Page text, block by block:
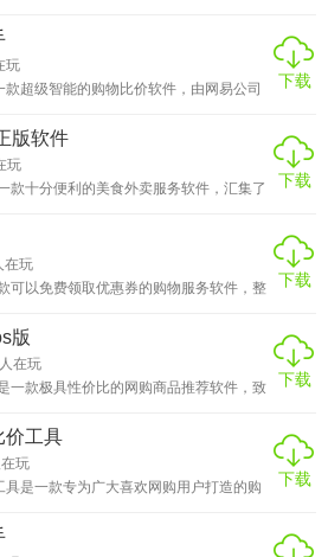
心得
见面，打破被动的社交方式;
、朋友的朋友、妈妈逼我来相亲···
。
入驻于此，广大用户们可以通过团购
的生活服务，让你享受更加丰富多
定不能错过这款app了，赶紧来下载
用这个软件跟随人才的脚步，探索整个
富的美食信息，各种超值折扣及各种优
用户们随时以超低价享受到美味佳肴，
紧来下载这款聚满意团购ios版软件体验
玩
超级智能的购物比价软件，由网易公司
购物平台的价格信息，自动对比其他优
格，并提供商品价格，帮助你轻松抄
到优质的商品，感兴趣的小伙伴赶紧来
助手体验吧。
下载
版软件
玩
款十分便利的美食外卖服务软件，汇集了
以在这里选择团购服务，在家中即可轻松
论是生鲜蔬菜、美食外卖等应有尽有，让
到各种特色美食，而且还可以选择跑腿
不错，感兴趣的小伙伴赶紧来下载这款三
下载
在玩
可以免费领取优惠券的购物服务软件，整
线商家，用户在购物前只需点击搜索自己
平台就会自动获得优惠信息，最低可获得
轻松获得返利哦，让你省时更省钱，感
下载这款聚合团购ios版软件体验吧。
下载
版
人在玩
一款极具性价比的网购商品推荐软件，致
送国内外优惠商品、促销活动、消费信
购爱好者的往上购物，用户还可以和数
品评论、商品清单和购物经验分享，感
来下载这款什么值得买ios版体验吧。
下载
价工具
在玩
具是一款专为广大喜欢网购用户打造的购
户只需在线输入自己想要购买的商品进
示该商品在各个平台的价格信息，为你
下载